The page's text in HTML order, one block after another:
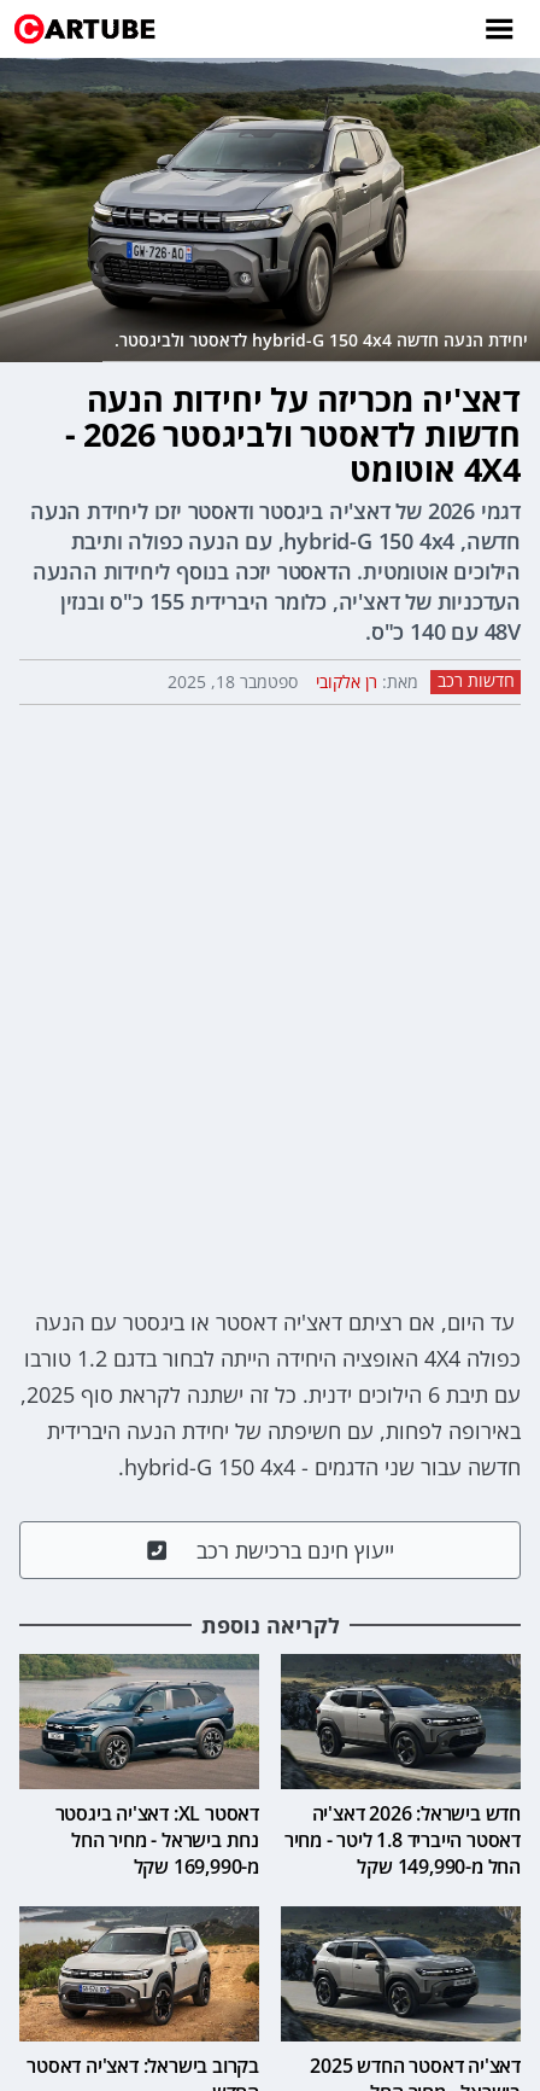
יחידת הנעה חדשה hybrid-G 150 4x4 לדאסטר ולביגסטר.
דאצ'יה מכריזה על יחידות הנעה
חדשות לדאסטר ולביגסטר 2026 -
4X4 אוטומט
דגמי 2026 של דאצ'יה ביגסטר ודאסטר יזכו ליחידת הנעה
חדשה, hybrid-G 150 4x4, עם הנעה כפולה ותיבת
הילוכים אוטומטית. הדאסטר יזכה בנוסף ליחידות ההנעה
העדכניות של דאצ'יה, כלומר היברידית 155 כ"ס ובנזין
48V עם 140 כ"ס.
חדשות רכב מאת: רן אלקובי ספטמבר 18, 2025
עד היום, אם רציתם דאצ'יה דאסטר או ביגסטר עם הנעה
כפולה 4X4 האופציה היחידה הייתה לבחור בדגם 1.2 טורבו
עם תיבת 6 הילוכים ידנית. כל זה ישתנה לקראת סוף 2025,
באירופה לפחות, עם חשיפתה של יחידת הנעה היברידית
חדשה עבור שני הדגמים - hybrid-G 150 4x4.
ייעוץ חינם ברכישת רכב
לקריאה נוספת
חדש בישראל: 2026 דאצ'יה
דאסטר הייבריד 1.8 ליטר - מחיר
החל מ-149,990 שקל
דאסטר XL: דאצ'יה ביגסטר
נחת בישראל - מחיר החל
מ-169,990 שקל
דאצ'יה דאסטר החדש 2025
בקרוב בישראל: דאצ'יה דאסטר